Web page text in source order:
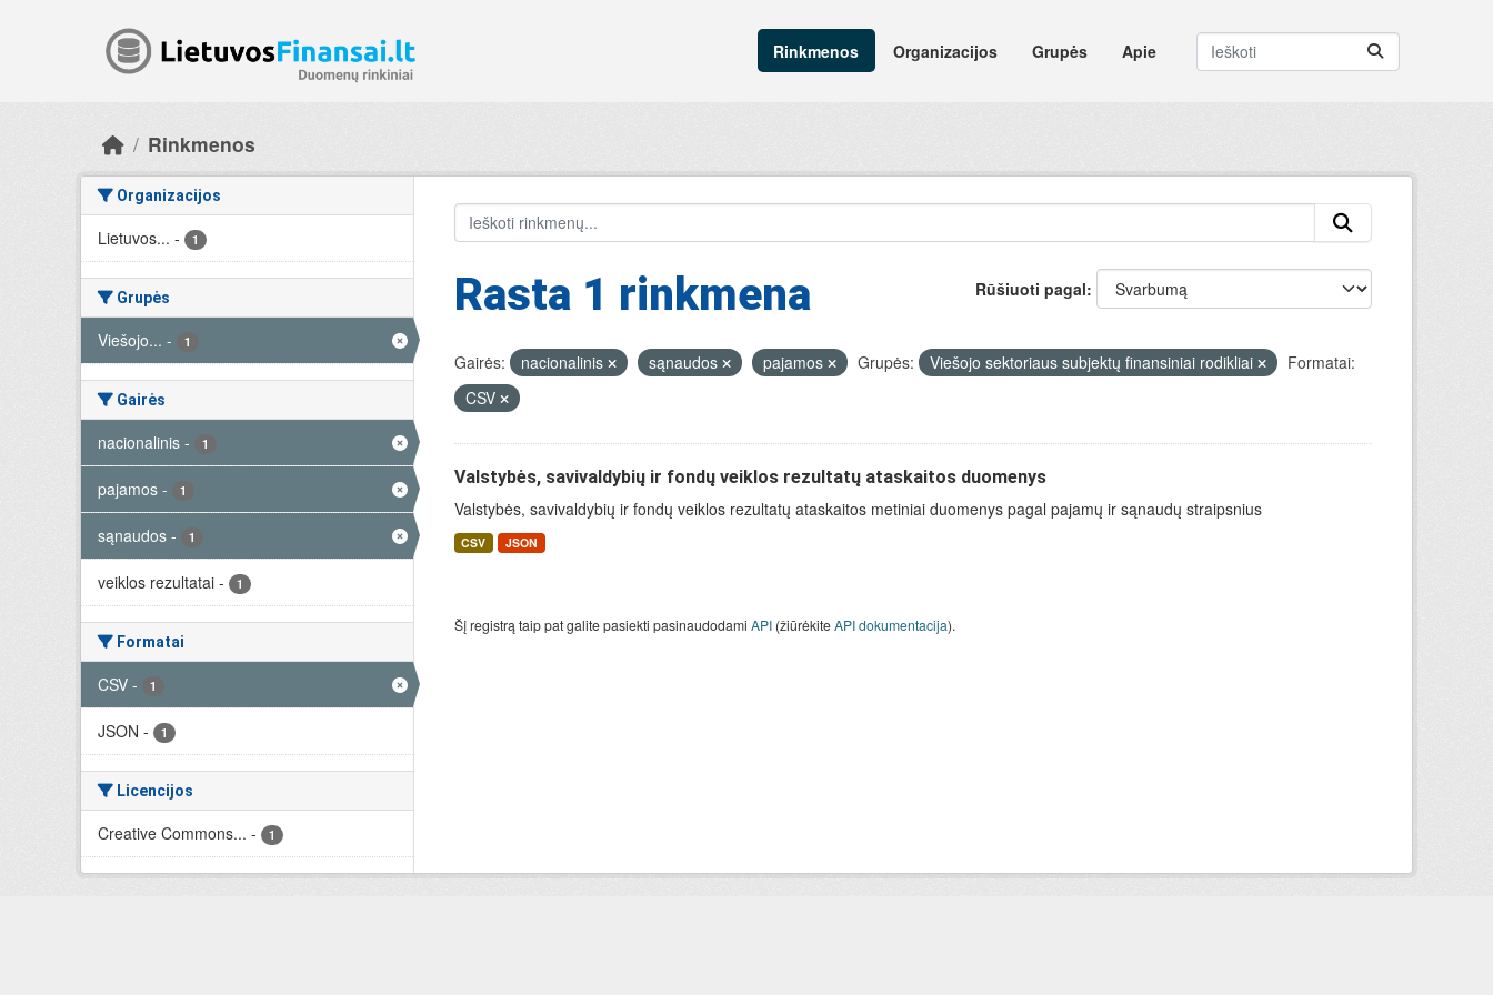
Rinkmenos
Organizacijos Grupės Apie
Rinkmenos
Organizacijos
Lietuvos... - 1
Grupės
Viešojo... - 1
Gairės
nacionalinis - 1
pajamos - 1
sąnaudos - 1
veiklos rezultatai - 1
Formatai
CSV - 1
JSON - 1
Licencijos
Creative Commons... - 1
Rūšiuoti pagal
Rasta 1 rinkmena
Gairės: nacionalinis sąnaudos pajamos Grupės: Viešojo sektoriaus subjektų finansiniai rodikliai
Formatai:
CSV
Valstybės, savivaldybių ir fondų veiklos rezultatų ataskaitos duomenys
Valstybės, savivaldybių ir fondų veiklos rezultatų ataskaitos metiniai duomenys pagal pajamų ir sąnaudų straipsnius
CSV JSON
Šį registrą taip pat galite pasiekti pasinaudodami API(žiūrėkiteAPI dokumentacija).